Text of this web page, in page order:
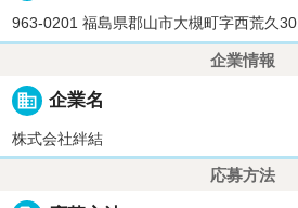
963-0201 福島県郡山市大槻町字西荒久30
企業情報
business 企業名
株式会社絆結
応募方法